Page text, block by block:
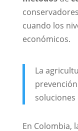
cuando los
económicos.
La
En Colombia,